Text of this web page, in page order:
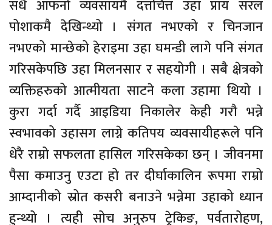
सधै आफनो व्यवसायमै दत्तचित्त उहा प्राय सरल
पोशाकमै देखिन्थ्यो । संगत नभएको र चिनजान
नभएको मान्छेको हेराइमा उहा घमन्डी लागे पनि संगत
गरिसकेपछि उहा मिलनसार र सहयोगी । सबै क्षेत्रको
व्यक्तिहरुको आत्मीयता साटने कला उहामा थियो ।
कुरा गर्दा गर्दै आइडिया निकालेर केही गरौ भन्ने
स्वभावको उहासग लाग्ने कतिपय व्यवसायीहरूले पनि
धेरै राम्रो सफलता हासिल गरिसकेका छन् । जीवनमा
पैसा कमाउनु एउटा हो तर दीर्घाकालिन रूपमा राम्रो
आम्दानीको स्रोत कसरी बनाउने भन्नेमा उहाको ध्यान
हुन्थ्यो । त्यही सोच अनुरुप ट्रेकिङ, पर्वतारोहण,